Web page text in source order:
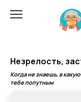
Незрелость,
Когда не знаешь, в
тебе попутным